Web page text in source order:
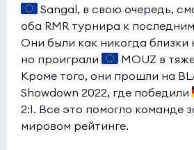
Sangal, в свою очередь,
оба RMR турнира к
Они были как никогда близки
но проиграли
MOUZ в
Кроме того, они прошли на
Showdown 2022, где победили
2:1. Все это помогло команде
мировом рейтинге.